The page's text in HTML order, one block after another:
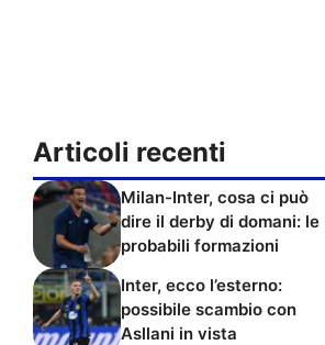
Articoli recenti
Milan-Inter, cosa ci può
dire il derby di domani: le
probabili formazioni
Inter, ecco l’esterno:
possibile scambio con
Asllani in vista